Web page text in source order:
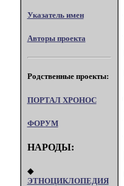
Указатель имен
Авторы проекта
Родственные проекты:
ПОРТАЛ XPOHOC
ФОРУМ
НАРОДЫ:
◆
ЭТНОЦИКЛОПЕДИЯ